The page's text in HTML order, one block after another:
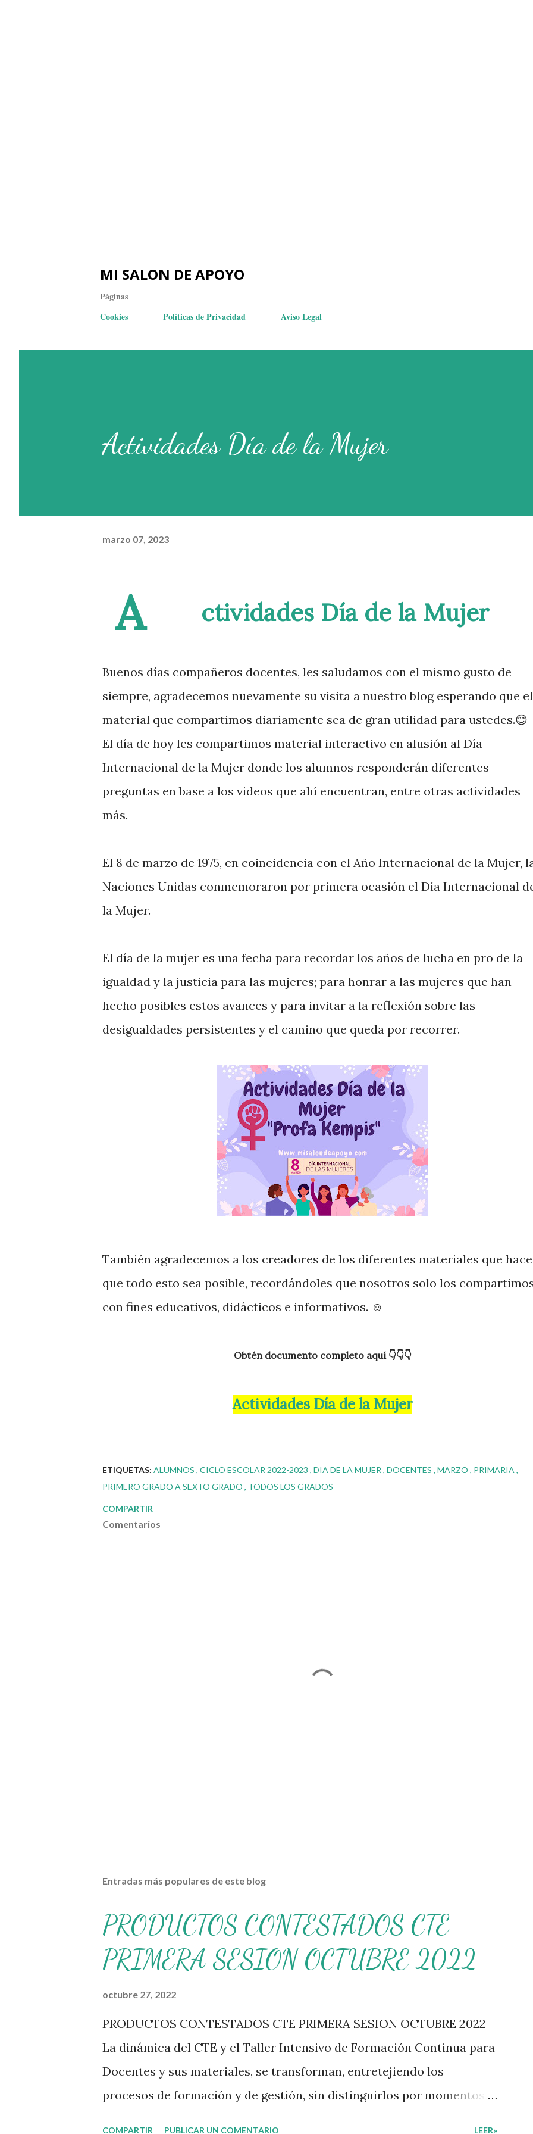
MI SALON DE APOYO
Páginas
Cookies
Políticas de Privacidad Aviso Legal
Actividades Día de la Mujer
marzo 07, 2023
A ctividades Día de la Mujer
Buenos días compañeros docentes, les saludamos con el mismo gusto de
siempre, agradecemos nuevamente su visita a nuestro blog esperando que el
material que compartimos diariamente sea de gran utilidad para ustedes.😊
El día de hoy les compartimos material interactivo en alusión al Día
Internacional de la Mujer donde los alumnos responderán diferentes
preguntas en base a los videos que ahí encuentran, entre otras actividades
más.
El 8 de marzo de 1975, en coincidencia con el Año Internacional de la Mujer,
Naciones Unidas conmemoraron por primera ocasión el Día Internacional
la Mujer.
El día de la mujer es una fecha para recordar los años de lucha en pro de la
igualdad y la justicia para las mujeres; para honrar a las mujeres que han
hecho posibles estos avances y para invitar a la reflexión sobre las
desigualdades persistentes y el camino que queda por recorrer.
También agradecemos a los creadores de los diferentes materiales que
que todo esto sea posible, recordándoles que nosotros solo los
con fines educativos, didácticos e informativos. ☺️
Obtén documento completo aquí 👇👇👇
Actividades Día de la Mujer
ETIQUETAS: ALUMNOS CICLO ESCOLAR 2022-2023 DIA DE LA MUJER DOCENTES MARZO
PRIMARIA
PRIMERO GRADO A SEXTO GRADO
TODOS LOS GRADOS
COMPARTIR
Comentarios
Entradas más populares de este blog
PRODUCTOS CONTESTADOS CTE
PRIMERA SESION OCTUBRE 2022
octubre 27, 2022
PRODUCTOS CONTESTADOS CTE PRIMERA SESION OCTUBRE 2022
La dinámica del CTE y el Taller Intensivo de Formación Continua para
Docentes y sus materiales, se transforman, entretejiendo los
procesos de formación y de gestión, sin distinguirlos por momentos, y
COMPARTIR PUBLICAR UN COMENTARIO LEER»